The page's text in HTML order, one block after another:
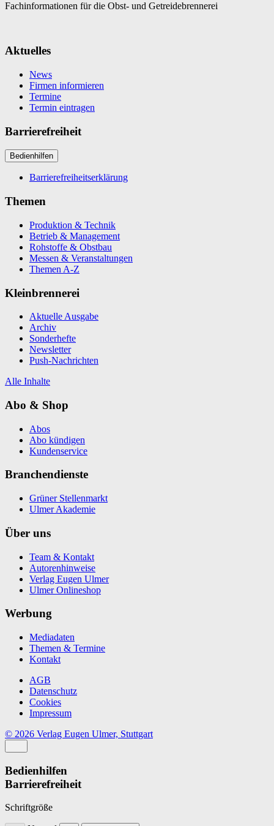
Fachinformationen für die Obst- und Getreidebrennerei
Aktuelles
News
Firmen informieren
Termine
Termin eintragen
Barrierefreiheit
Bedienhilfen
Barrierefreiheitserklärung
Themen
Produktion & Technik
Betrieb & Management
Rohstoffe & Obstbau
Messen & Veranstaltungen
Themen A-Z
Kleinbrennerei
Aktuelle Ausgabe
Archiv
Sonderhefte
Newsletter
Push-Nachrichten
Alle Inhalte
Abo & Shop
Abos
Abo kündigen
Kundenservice
Branchendienste
Grüner Stellenmarkt
Ulmer Akademie
Über uns
Team & Kontakt
Autorenhinweise
Verlag Eugen Ulmer
Ulmer Onlineshop
Werbung
Mediadaten
Themen & Termine
Kontakt
AGB
Datenschutz
Cookies
Impressum
© 2026 Verlag Eugen Ulmer, Stuttgart
Bedienhilfen
Barrierefreiheit
Schriftgröße